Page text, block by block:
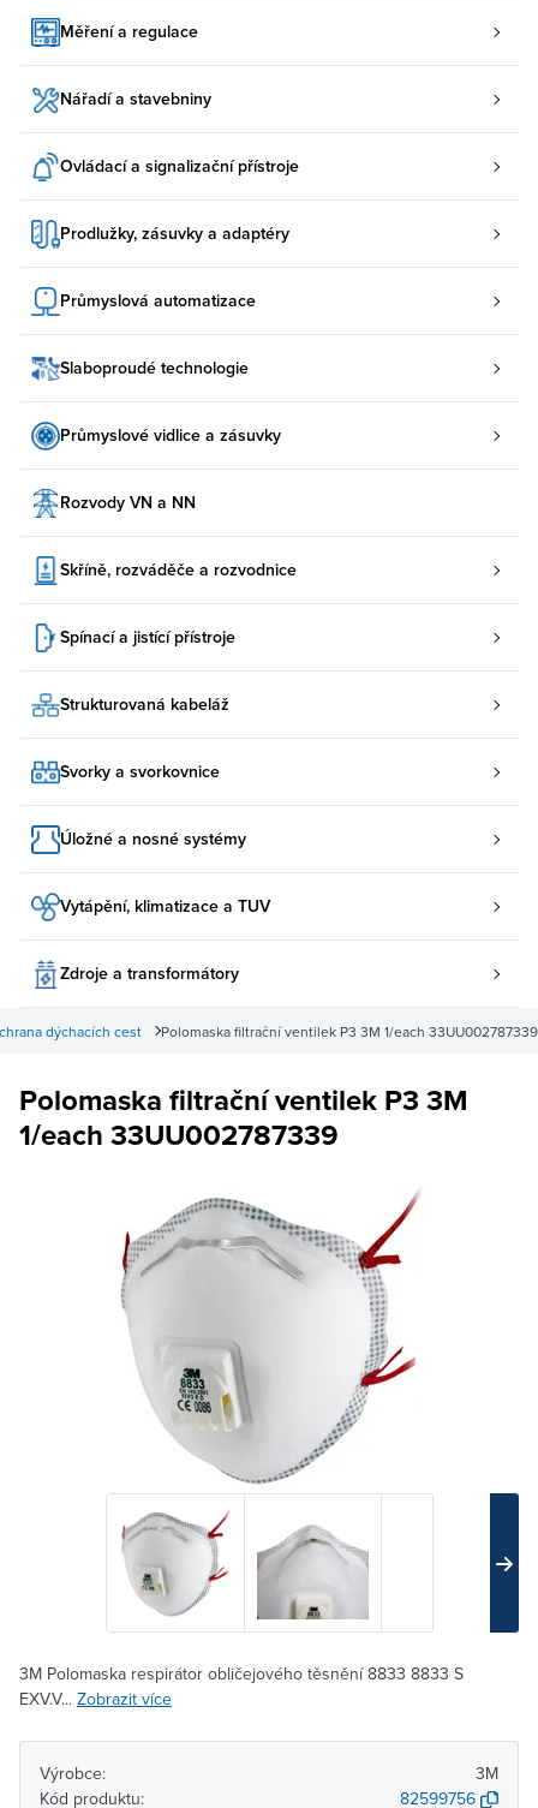
Měření a regulace
Nářadí a stavebniny
Ovládací a signalizační přístroje
Prodlužky, zásuvky a adaptéry
Průmyslová automatizace
Slaboproudé technologie
Průmyslové vidlice a zásuvky
Rozvody VN a NN
Skříně, rozváděče a rozvodnice
Spínací a jistící přístroje
Strukturovaná kabeláž
Svorky a svorkovnice
Úložné a nosné systémy
Vytápění, klimatizace a TUV
Zdroje a transformátory
Polomaska filtrační ventilek P3 3M 1/each 33UU002787339
dýchacích cest
Polomaska filtrační ventilek P3 3M
1/each 33UU002787339
3M Polomaska ​​​​respirátor obličejového těsnění 8833 8833 S
EXV.V... Zobrazit více
Výrobce:
3M
Kód produktu:
82599756